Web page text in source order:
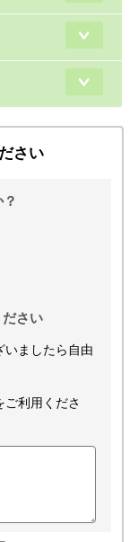
さい
さい
いましたら自由
ご利用くださ